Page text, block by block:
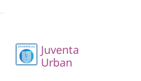
Juventa
Urban